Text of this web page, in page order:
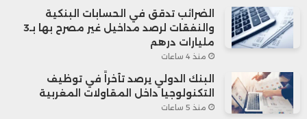
الضرائب تدقق في الحسابات البنكية
والنفقات لرصد مداخيل غير مصرح بها بـ3
مليارات درهم
منذ 4 ساعات
البنك الدولي يرصد تأخراً في توظيف
التكنولوجيا داخل المقاولات المغربية
منذ 5 ساعات